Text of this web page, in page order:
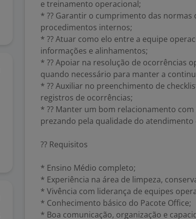
e treinamento operacional;
* ?? Garantir o cumprimento das normas
procedimentos internos;
* ?? Atuar como elo entre a equipe
informações e alinhamentos;
* ?? Apoiar na resolução de ocorrências
quando necessário para manter a
* ?? Auxiliar no preenchimento de
registros de ocorrências;
* ?? Manter um bom relacionamento
prezando pela qualidade do atendimento
?? Requisitos
* Ensino Médio completo;
* Experiência na área de limpeza,
* Vivência com liderança de equipes
* Conhecimento básico do Pacote Office;
* Boa comunicação, organização e